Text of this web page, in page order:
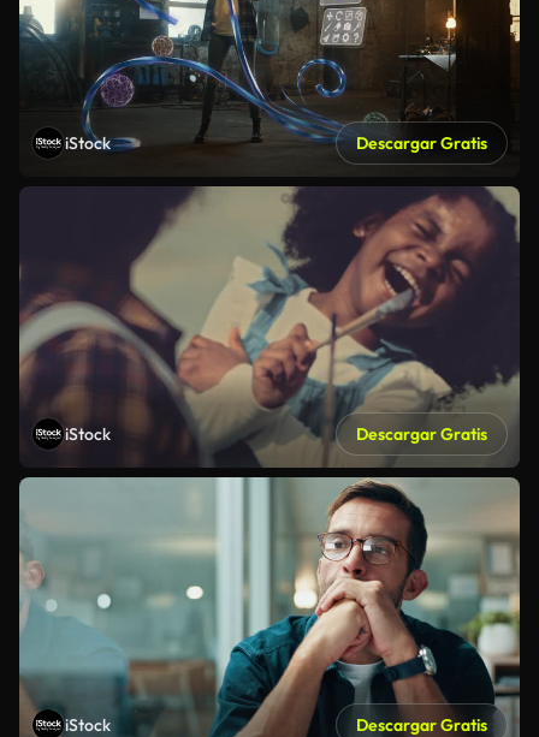
iStock Descargar Gratis
iStock Descargar Gratis
iStock Descargar Gratis